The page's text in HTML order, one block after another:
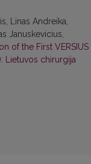
Linas Andreika,
Januskevicius,
of the First VERSIUS
Lietuvos chirurgija